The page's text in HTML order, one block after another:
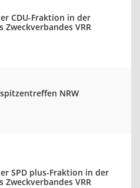
CDU-Fraktion in der
VRR
NRW
SPD plus-Fraktion in der
VRR